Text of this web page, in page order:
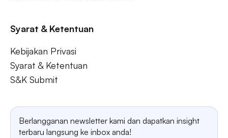
Syarat & Ketentuan
Kebijakan Privasi
Syarat & Ketentuan
S&K Submit
Berlangganan newsletter kami dan dapatkan insight
terbaru langsung ke inbox anda!